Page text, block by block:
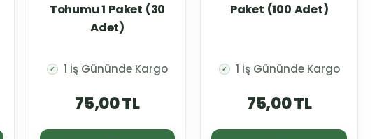
Tohumu 1 Paket (30
Adet)
✓ 1 İş Gününde Kargo
75,00 TL
Paket (100 Adet)
✓ 1 İş Gününde Kargo
75,00 TL